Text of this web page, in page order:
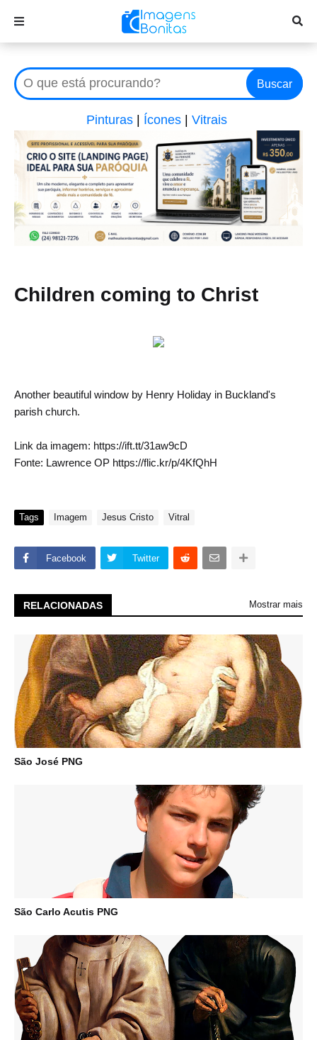
Buscar
Pinturas Ícones Vitrais
Children coming to Christ
Another beautiful window by Henry Holiday in Buckland's
parish church.
Link da imagem: https://ift.tt/31aw9cD
Fonte: Lawrence OP https://flic.kr/p/4KfQhH
Tags Imagem Jesus Cristo Vitral
Facebook Twitter
RELACIONADAS Mostrar mais
São José PNG
São Carlo Acutis PNG